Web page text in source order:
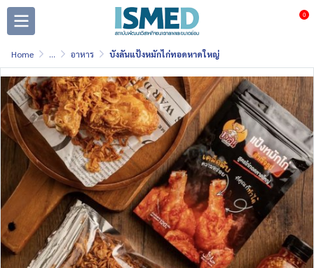
0
Home ... อาหาร บังลันแป้งหมักไก่ทอดหาดใหญ่